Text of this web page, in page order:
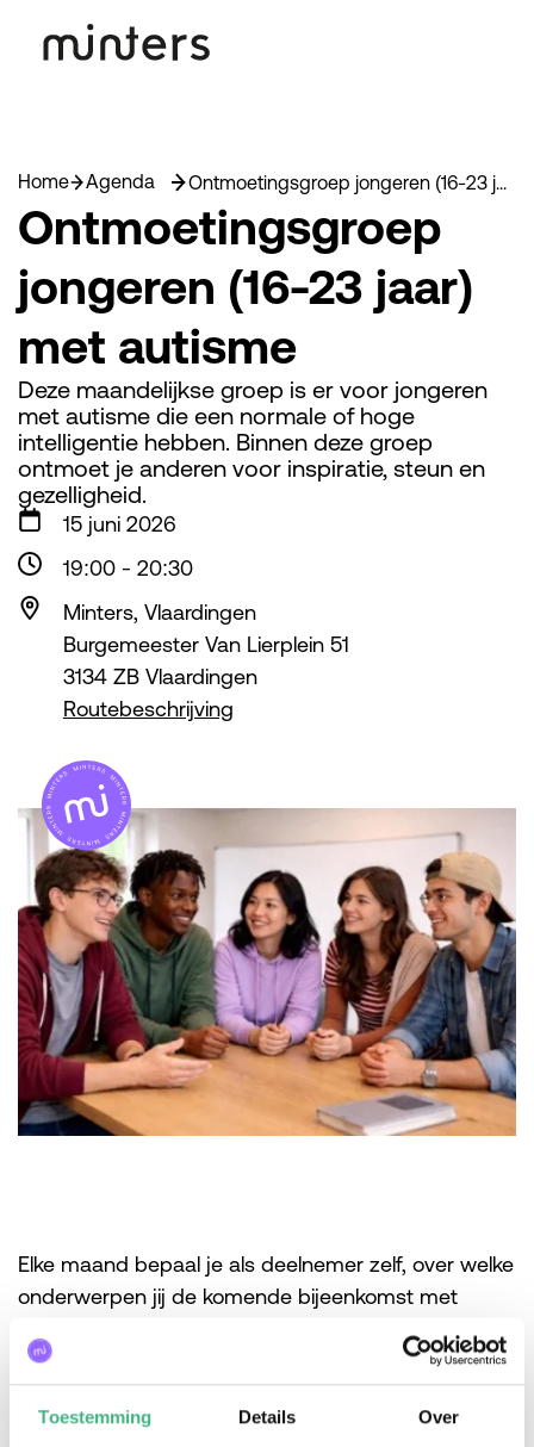
Toestemming Details Over
Ontmoetingsgroep
jongeren (16-23 jaar)
met autisme
Deze maandelijkse groep is er voor jongeren
met autisme die een normale of hoge
intelligentie hebben. Binnen deze groep
ontmoet je anderen voor inspiratie, steun en
gezelligheid.
15 juni 2026
19:00- 20:30
Minters, Vlaardingen
Burgemeester Van Lierplein 51
3134 ZB Vlaardingen
Routebeschrijving
Home Agenda Ontmoetingsgroep jongeren (16-23 jaar) met autisme
Elke maand bepaal je als deelnemer zelf, over welke
onderwerpen jij de komende bijeenkomst met
van MEE geven waar nodig sturing en advies.
“Deze groep geeft mij steun, praktische tips en de